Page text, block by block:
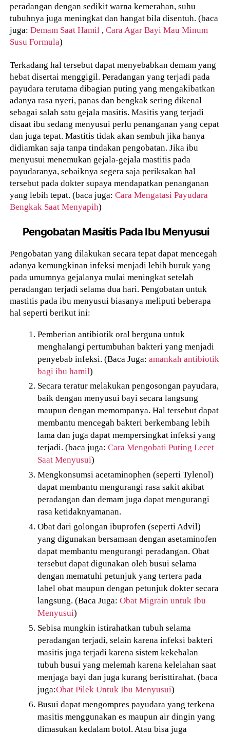
peradangan dengan sedikit warna kemerahan, suhu
tubuhnya juga meningkat dan hangat bila disentuh. (baca
juga:Demam Saat Hamil ,Cara Agar Bayi Mau Minum
Susu Formula)
Terkadang hal tersebut dapat menyebabkan demam yang
hebat disertai menggigil.Peradangan yang terjadi pada
payudara terutama dibagian puting yang mengakibatkan
adanya rasa nyeri, panas dan bengkak sering dikenal
sebagai salah satu gejala masitis. Masitis yang terjadi
disaat ibu sedang menyusui perlu penanganan yang cepat
dan juga tepat. Mastitis tidak akan sembuh jika hanya
didiamkan saja tanpa tindakan pengobatan. Jika ibu
menyusui menemukan gejala-gejala mastitis pada
payudaranya, sebaiknya segera saja periksakan hal
tersebut pada dokter supaya mendapatkan penanganan
yang lebih tepat. (baca juga: Cara Mengatasi Payudara
Bengkak Saat Menyapih)
Pengobatan Masitis Pada Ibu Menyusui
Pengobatan yang dilakukan secara tepat dapat mencegah
adanya kemungkinan infeksi menjadi lebih buruk yang
pada umumnya gejalanya mulai meningkat setelah
peradangan terjadi selama dua hari. Pengobatan untuk
mastitis pada ibu menyusui biasanya meliputi beberapa
hal seperti berikut ini:
Pemberian antibiotik oral berguna untuk
menghalangi pertumbuhan bakteri yang menjadi
penyebab infeksi. (Baca Juga: amankah antibiotik
bagi ibu hamil)
Secara teratur melakukan pengosongan payudara,
baik dengan menyusui bayi secara langsung
maupun dengan memompanya. Hal tersebut dapat
membantu mencegah bakteri berkembang lebih
lama dan juga dapat mempersingkat infeksi yang
terjadi. (baca juga: Cara Mengobati Puting Lecet
Saat Menyusui)
Mengkonsumsi acetaminophen (seperti Tylenol)
dapat membantu mengurangi rasa sakit akibat
peradangan dan demam juga dapat mengurangi
rasa ketidaknyamanan.
Obat dari golongan ibuprofen (seperti Advil)
yang digunakan bersamaan dengan asetaminofen
dapat membantu mengurangi peradangan. Obat
tersebut dapat digunakan oleh busui selama
dengan mematuhi petunjuk yang tertera pada
label obat maupun dengan petunjuk dokter secara
langsung. (Baca Juga: Obat Migrain untuk Ibu
Menyusui)
Sebisa mungkin istirahatkan tubuh selama
peradangan terjadi, selain karena infeksi bakteri
masitis juga terjadi karena sistem kekebalan
tubuh busui yang melemah karena kelelahan saat
menjaga bayi dan juga kurang beristtirahat. (baca
juga:Obat Pilek Untuk Ibu Menyusui)
Busui dapat mengompres payudara yang terkena
masitis menggunakan es maupun air dingin yang
dimasukan kedalam botol. Atau bisa juga